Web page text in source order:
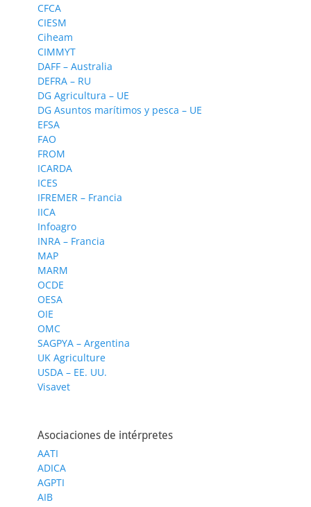
CFCA
CIESM
Ciheam
CIMMYT
DAFF – Australia
DEFRA – RU
DG Agricultura – UE
DG Asuntos marítimos y pesca – UE
EFSA
FAO
FROM
ICARDA
ICES
IFREMER – Francia
IICA
Infoagro
INRA – Francia
MAP
MARM
OCDE
OESA
OIE
OMC
SAGPYA – Argentina
UK Agriculture
USDA – EE. UU.
Visavet
Asociaciones de intérpretes
AATI
ADICA
AGPTI
AIB